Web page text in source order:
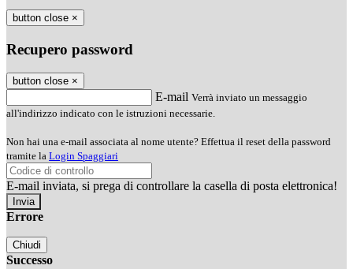
button close ×
Recupero password
button close ×
E-mail Verrà inviato un messaggio
all'indirizzo indicato con le istruzioni necessarie.
Non hai una e-mail associata al nome utente? Effettua il reset della password
tramite la Login Spaggiari
E-mail inviata, si prega di controllare la casella di posta elettronica!
Errore
Chiudi
Successo